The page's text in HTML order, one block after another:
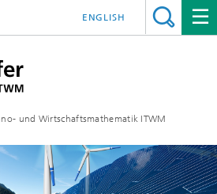
und Wirtschaftsmathematik ITWM
ENGLISH